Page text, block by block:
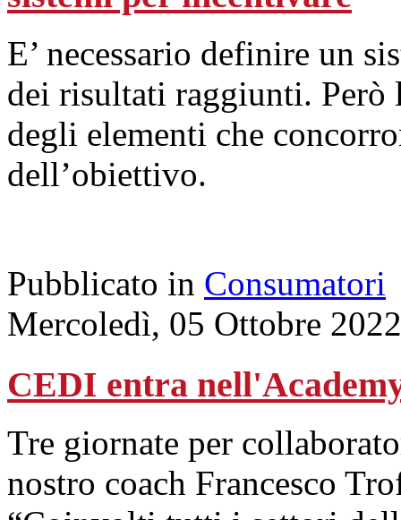
E’ necessario definire un
dei risultati raggiunti. Però
degli elementi che
dell’obiettivo.
Pubblicato in Consumatori
Mercoledì, 05 Ottobre
CEDI entra
Tre giornate per
nostro coach Francesco